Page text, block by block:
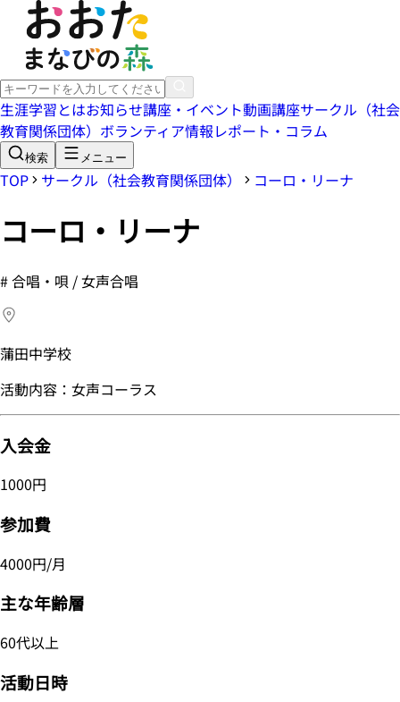
生涯学習とはお知らせ講座・イベント動画講座サークル（社会
教育関係団体） ボランティア情報レポート・コラム
検索 メニュー
TOP サークル（社会教育関係団体） コーロ・リーナ
コーロ・リーナ
#合唱・唄 / 女声合唱
蒲田中学校
活動内容：女声コーラス
入会金
1000円
参加費
4000円/月
主な年齢層
60代以上
活動日時